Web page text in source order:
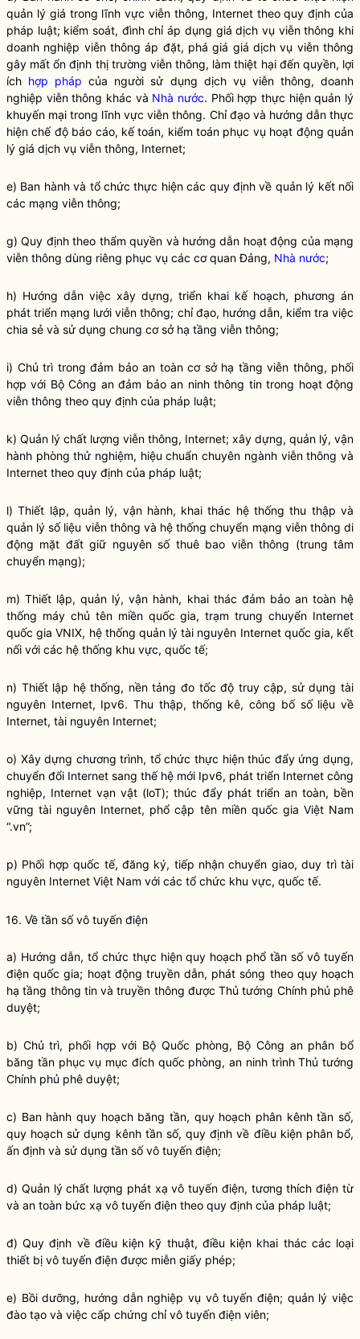
quản lý giá trong lĩnh vực viễn thông, Internet theo quy định của
pháp luật; kiểm soát, đình chỉ áp dụng giá dịch vụ viễn thông khi
doanh nghiệp viễn thông áp đặt, phá giá giá dịch vụ viễn thông
gây mất ổn định thị trường viễn thông, làm thiệt hại đến quyền, lợi
ích hợp pháp của người sử dụng dịch vụ viễn thông, doanh
nghiệp viễn thông khác và Nhà nước. Phối hợp thực hiện quản lý
khuyến mại trong lĩnh vực viễn thông. Chỉ đạovà hướng dẫn thực
hiện chế độ báo cáo, kế toán, kiểm toán phục vụ hoạt động quản
lý giá dịch vụ viễn thông, Internet;
e) Ban hành và tổ chức thực hiện các quy định về quản lý kết nối
các mạng viễn thông;
g) Quy định theo thẩmquyền và hướng dẫn hoạt động của mạng
viễn thông dùng riêng phục vụ các cơ quan Đảng, Nhà nước;
h) Hướng dẫn việc xây dựng, triển khai kế hoạch, phương án
phát triển mạng lưới viễn thông; chỉ đạo, hướng dẫn, kiểm tra việc
chia sẻ và sử dụng chung cơ sở hạ tầng viễn thông;
i) Chủ trì trong đảm bảo an toàn cơ sở hạ tầng viễn thông, phối
hợp với Bộ Công an đảm bảo an ninh thông tin trong hoạt động
viễn thông theo quy định của pháp luật;
k) Quản lý chất lượng viễn thông, Internet; xây dựng, quản lý, vận
hành phòng thử nghiệm, hiệu chuẩn chuyên ngành viễn thông và
Internet theo quy định của pháp luật;
l) Thiết lập, quản lý, vận hành, khai thác hệ thống thu thập và
quản lý số liệu viễn thông và hệ thống chuyển mạng viễn thông di
động mặt đất giữ nguyên số thuê bao viễn thông (trung tâm
chuyển mạng);
m) Thiết lập, quản lý, vận hành, khai thác đảm bảo an toàn hệ
thống máy chủ tên miền quốc gia, trạm trung chuyển Internet
quốc gia VNIX, hệ thống quản lý tài nguyên Internet quốc gia, kết
nối với các hệ thống khu vực, quốc tế;
n) Thiết lập hệ thống, nền tảng đo tốc độ truy cập, sử dụng tài
nguyên Internet, Ipv6. Thu thập, thống kê, công bố số liệu về
Internet, tài nguyên Internet;
o) Xây dựng chương trình, tổ chức thực hiện thúc đẩy ứng dụng,
chuyển đổi Internet sang thế hệ mới Ipv6, phát triển Internet công
nghiệp, Internet vạn vật (loT); thúc đẩy phát triển an toàn, bền
vững tài nguyên Internet, phổ cập tên miền quốc gia Việt Nam
“.vn”;
p) Phối hợp quốc tế, đăng ký, tiếp nhận chuyển giao, duy trì tài
nguyên Internet Việt Nam với các tổ chức khu vực, quốc tế.
16. Về tần số vô tuyến điện
a) Hướng dẫn, tổ chức thực hiện quy hoạch phổ tần số vô tuyến
điệnquốc gia; hoạt động truyền dẫn, phát sóng theo quy hoạch
hạ tầng thông tin và truyền thông được Thủ tướng Chính phủ phê
duyệt;
b) Chủ trì, phối hợp với Bộ Quốc phòng, Bộ Công an phân bổ
băng tần phục vụ mục đích quốc phòng, an ninh trình Thủ tướng
Chính phủ phê duyệt;
c) Ban hành quy hoạch băng tần, quy hoạch phân kênh tần số,
quy hoạch sử dụng kênh tần số, quy định về điều kiện phân bổ,
ấn định và sử dụng tần số vô tuyến điện;
d) Quản lý chất lượng phát xạ vô tuyến điện, tương thích điện từ
và an toàn bức xạ vô tuyến điện theo quy định của pháp luật;
đ) Quy định về điều kiện kỹ thuật, điều kiện khai thác các loại
thiết bị vô tuyến điện được miễn giấy phép;
e) Bồi dưỡng, hướng dẫn nghiệp vụ vô tuyến điện; quản lý việc
đào tạo và việc cấp chứng chỉ vô tuyến điện viên;